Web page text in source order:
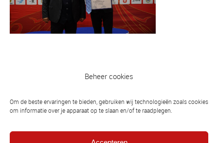
Beheer cookies
Om de beste ervaringen te bieden, gebruiken wij technologieën zoals cookies
om informatie over je apparaat op te slaan en/of te raadplegen.
Judo seizoen van start: maandag 25